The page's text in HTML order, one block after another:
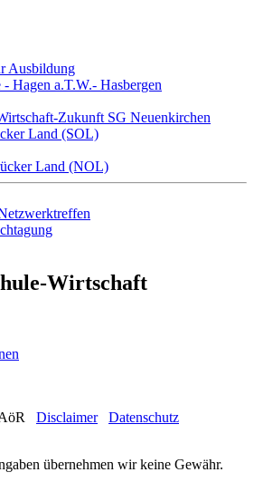
Ausbildung
Hagen a.T.W.- Hasbergen
Zukunft SG Neuenkirchen
Land (SOL)
Land (NOL)
Wirtschaft
Disclaimer
Datenschutz
übernehmen wir keine Gewähr.